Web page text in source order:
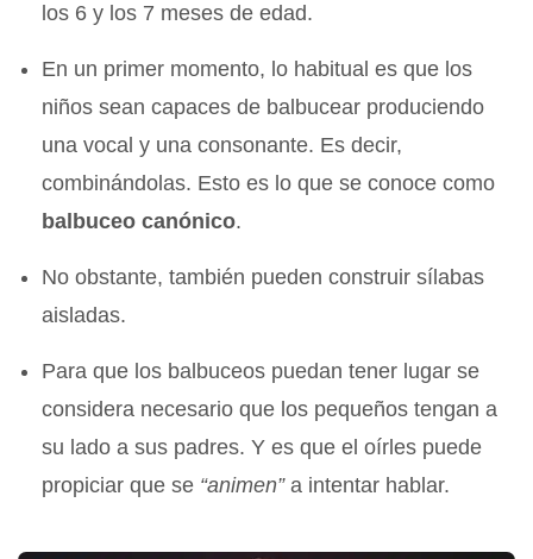
los 6 y los 7 meses de edad.
En un primer momento, lo habitual es que los
niños sean capaces de balbucear produciendo
una vocal y una consonante. Es decir,
combinándolas. Esto es lo que se conoce como
balbuceo canónico.
No obstante, también pueden construir sílabas
aisladas.
Para que los balbuceos puedan tener lugar se
considera necesario que los pequeños tengan a
su lado a sus padres. Y es que el oírles puede
propiciar que se “animen”a intentar hablar.